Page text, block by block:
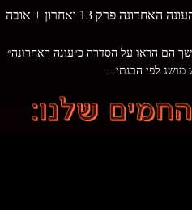
פרק 13 ואחרון + אובה
הם הראו על הסדרה כ״עונה האחרונה״
מושג לפי הבנתי…